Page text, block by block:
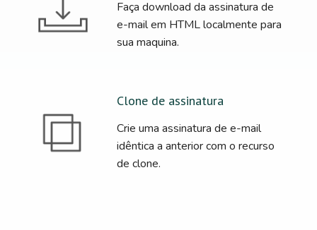
Faça download da assinatura de
e-mail em HTML localmente para
sua maquina.
Clone de assinatura
Crie uma assinatura de e-mail
idêntica a anterior com o recurso
de clone.